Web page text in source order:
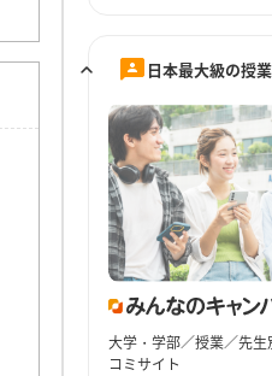
日本最大級の授
大学・学部／授業／先
コミサイト